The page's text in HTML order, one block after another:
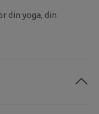
din yoga, din